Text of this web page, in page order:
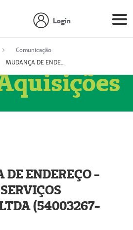
Login
Comunicação
MUDANÇA DE ENDEREÇO - DIAGITAB SERVIÇOS MÉDICOS LTDA (54003267-5)
ENDEREÇO -
(54003267-